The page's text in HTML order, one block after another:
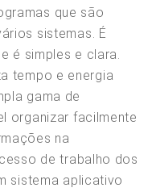
que são
sistemas. É
é simples e clara.
tempo e energia
gama de
organizar facilmente
na
de trabalho dos
sistema aplicativo